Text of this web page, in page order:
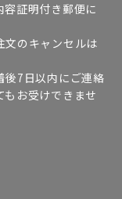
証明付き郵便に
のキャンセルは
後7日以内にご連絡
お受けできませ